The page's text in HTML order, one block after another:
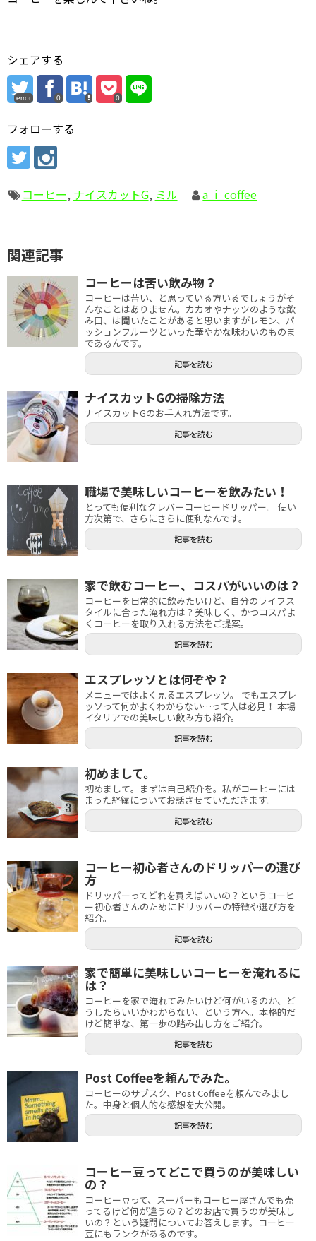
シェアする
error 0 0
フォローする
コーヒー, ナイスカットG, ミル a_i_coffee
関連記事
コーヒーは苦い飲み物？
コーヒーは苦い、と思っている方いるでしょうがそ
んなことはありません。カカオやナッツのような飲
み口、は聞いたことがあると思いますがレモン、パ
ッションフルーツといった華やかな味わいのものま
であるんです。
記事を読む
ナイスカットGの掃除方法
ナイスカットGのお手入れ方法です。
記事を読む
職場で美味しいコーヒーを飲みたい！
とっても便利なクレバーコーヒードリッパー。 使い
方次第で、さらにさらに便利なんです。
記事を読む
家で飲むコーヒー、コスパがいいのは？
コーヒーを日常的に飲みたいけど、自分のライフス
タイルに合った淹れ方は？美味しく、かつコスパよ
くコーヒーを取り入れる方法をご提案。
記事を読む
エスプレッソとは何ぞや？
メニューではよく見るエスプレッソ。 でもエスプレ
ッソって何かよくわからない…って人は必見！ 本場
イタリアでの美味しい飲み方も紹介。
記事を読む
初めまして。
初めまして。まずは自己紹介を。私がコーヒーには
まった経緯についてお話させていただきます。
記事を読む
コーヒー初心者さんのドリッパーの選び
方
ドリッパーってどれを買えばいいの？というコーヒ
ー初心者さんのためにドリッパーの特徴や選び方を
紹介。
記事を読む
家で簡単に美味しいコーヒーを淹れるに
は？
コーヒーを家で淹れてみたいけど何がいるのか、ど
うしたらいいかわからない、という方へ。本格的だ
けど簡単な、第一歩の踏み出し方をご紹介。
記事を読む
Post Coffeeを頼んでみた。
コーヒーのサブスク、Post Coffeeを頼んでみまし
た。中身と個人的な感想を大公開。
記事を読む
コーヒー豆ってどこで買うのが美味しい
の？
コーヒー豆って、スーパーもコーヒー屋さんでも売
ってるけど何が違うの？どのお店で買うのが美味し
いの？という疑問についてお答えします。コーヒー
豆にもランクがあるのです。